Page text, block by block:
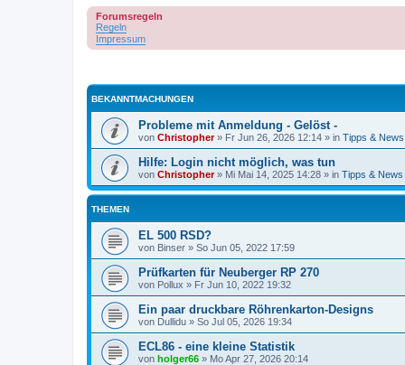
Forumsregeln
Regeln
Impressum
BEKANNTMACHUNGEN
Probleme mit Anmeldung - Gelöst -
von Christopher» Fr Jun 26, 2026 12:14 » in Tipps & News
Hilfe: Login nicht möglich, was tun
von Christopher» Mi Mai 14, 2025 14:28 » in Tipps & News
THEMEN
EL 500 RSD?
von Binser » So Jun 05, 2022 17:59
Prüfkarten für Neuberger RP 270
von Pollux » Fr Jun 10, 2022 19:32
Ein paar druckbare Röhrenkarton-Designs
von Dullidu » So Jul 05, 2026 19:34
ECL86 - eine kleine Statistik
von holger66 » Mo Apr 27, 2026 20:14